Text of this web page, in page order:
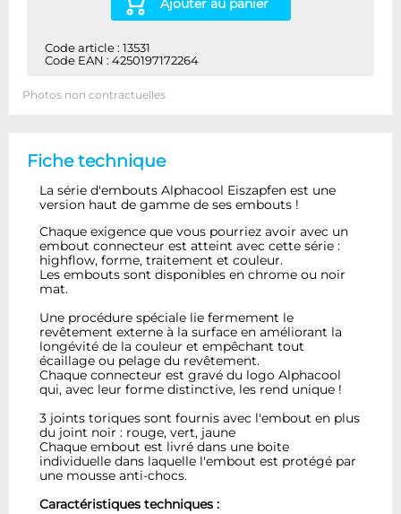
Ajouter au panier
Code article : 13531
Code EAN : 4250197172264
Photos non contractuelles
Fiche technique
La série d'embouts Alphacool Eiszapfen est une
version haut de gamme de ses embouts !
Chaque exigence que vous pourriez avoir avec un
embout connecteur est atteint avec cette série :
highflow, forme, traitement et couleur.
Les embouts sont disponibles en chrome ou noir
mat.
Une procédure spéciale lie fermement le
revêtement externe à la surface en améliorant la
longévité de la couleur et empêchant tout
écaillage ou pelage du revêtement.
Chaque connecteur est gravé du logo Alphacool
qui, avec leur forme distinctive, les rend unique !
3 joints toriques sont fournis avec l'embout en plus
du joint noir : rouge, vert, jaune
Chaque embout est livré dans une boite
individuelle dans laquelle l'embout est protégé par
une mousse anti-chocs.
Caractéristiques techniques :